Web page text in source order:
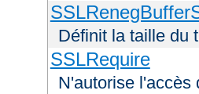
Définit la taille du
SSLRequire
N'autorise l'accès